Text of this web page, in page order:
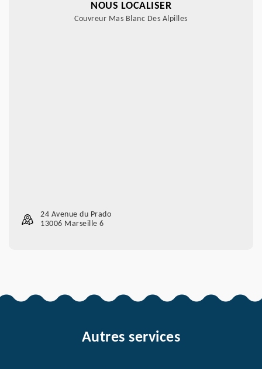
NOUS LOCALISER
Couvreur Mas Blanc Des Alpilles
24 Avenue du Prado
13006 Marseille 6
Autres services